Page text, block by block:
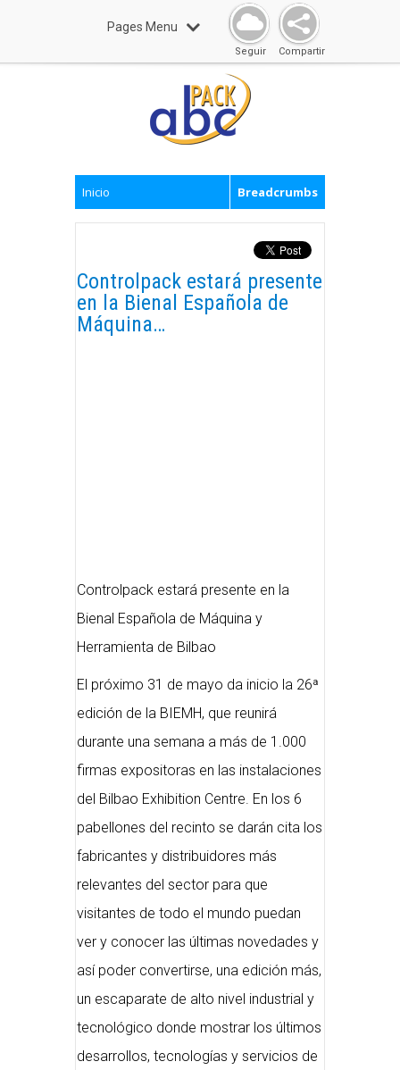
Pages Menu
Compartir
Seguir
Inicio Breadcrumbs
Controlpack estará presente
en la Bienal Española de
Máquina…
Controlpack estará presente en la
Bienal Española de Máquina y
Herramienta de Bilbao
El próximo 31 de mayo da inicio la 26ª
edición de la BIEMH, que reunirá
durante una semana a más de 1.000
firmas expositoras en las instalaciones
del Bilbao Exhibition Centre. En los 6
pabellones del recinto se darán cita los
fabricantes y distribuidores más
relevantes del sector para que
visitantes de todo el mundo puedan
ver y conocer las últimas novedades y
así poder convertirse, una edición más,
un escaparate de alto nivel industrial y
tecnológico donde mostrar los últimos
desarrollos, tecnologías y servicios de